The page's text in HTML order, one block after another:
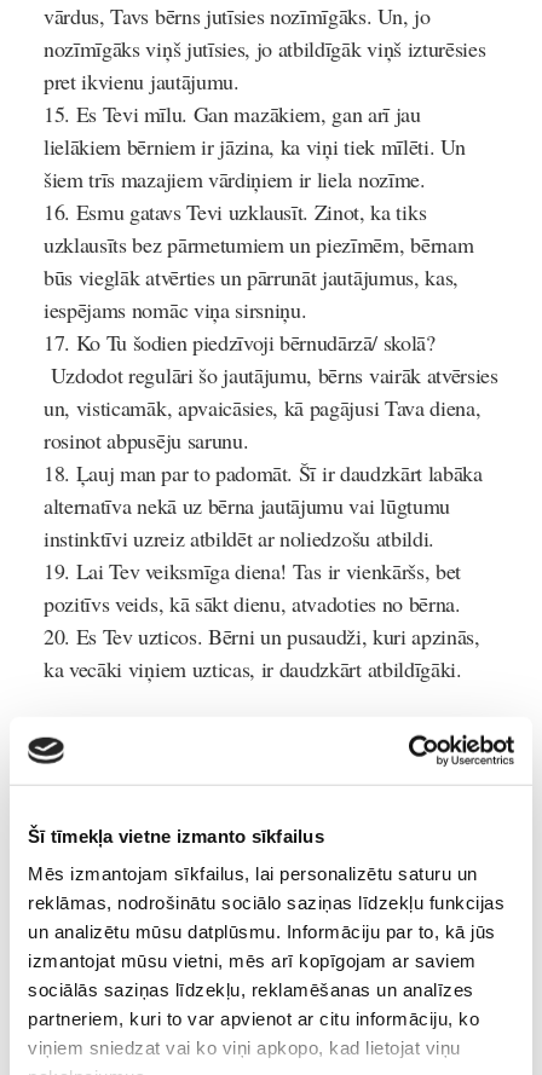
Šī tīmekļa vietne izmanto sīkfailus
Mēs izmantojam sīkfailus, lai personalizētu saturu un
reklāmas, nodrošinātu sociālo saziņas līdzekļu funkcijas
un analizētu mūsu datplūsmu. Informāciju par to, kā jūs
izmantojat mūsu vietni, mēs arī kopīgojam ar saviem
sociālās saziņas līdzekļu, reklamēšanas un analīzes
partneriem, kuri to var apvienot ar citu informāciju, ko
viņiem sniedzat vai ko viņi apkopo, kad lietojat viņu
vārdus, Tavs bērns jutīsies nozīmīgāks. Un, jo
nozīmīgāks viņš jutīsies, jo atbildīgāk viņš izturēsies
pret ikvienu jautājumu.
Es Tevi mīlu. Gan mazākiem, gan arī jau
lielākiem bērniem ir jāzina, ka viņi tiek mīlēti. Un
šiem trīs mazajiem vārdiņiem ir liela nozīme.
Esmu gatavs Tevi uzklausīt. Zinot, ka tiks
uzklausīts bez pārmetumiem un piezīmēm, bērnam
būs vieglāk atvērties un pārrunāt jautājumus, kas,
iespējams nomāc viņa sirsniņu.
Ko Tu šodien piedzīvoji bērnudārzā/ skolā?
Uzdodot regulāri šo jautājumu, bērns vairāk atvērsies
un, visticamāk, apvaicāsies, kā pagājusi Tava diena,
rosinot abpusēju sarunu.
Ļauj man par to padomāt. Šī ir daudzkārt labāka
alternatīva nekā uz bērna jautājumu vai lūgtumu
instinktīvi uzreiz atbildēt ar noliedzošu atbildi.
Lai Tev veiksmīga diena! Tas ir vienkāršs, bet
pozitīvs veids, kā sākt dienu, atvadoties no bērna.
Es Tev uzticos. Bērni un pusaudži, kuri apzinās,
ka vecāki viņiem uzticas, ir daudzkārt atbildīgāki.
Par laimīgiem bērniem!
Lasi vēl